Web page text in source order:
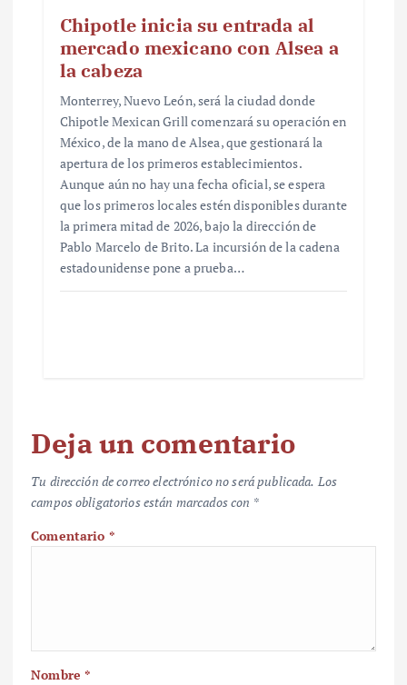
Chipotle inicia su entrada al
mercado mexicano con Alsea a
la cabeza
Monterrey, Nuevo León, será la ciudad donde
Chipotle Mexican Grill comenzará su operación en
México, de la mano de Alsea, que gestionará la
apertura de los primeros establecimientos.
Aunque aún no hay una fecha oficial, se espera
que los primeros locales estén disponibles durante
la primera mitad de 2026, bajo la dirección de
Pablo Marcelo de Brito. La incursión de la cadena
estadounidense pone a prueba…
Deja un comentario
Tu dirección de correo electrónico no será publicada. Los
campos obligatorios están marcados con *
Comentario *
Nombre*